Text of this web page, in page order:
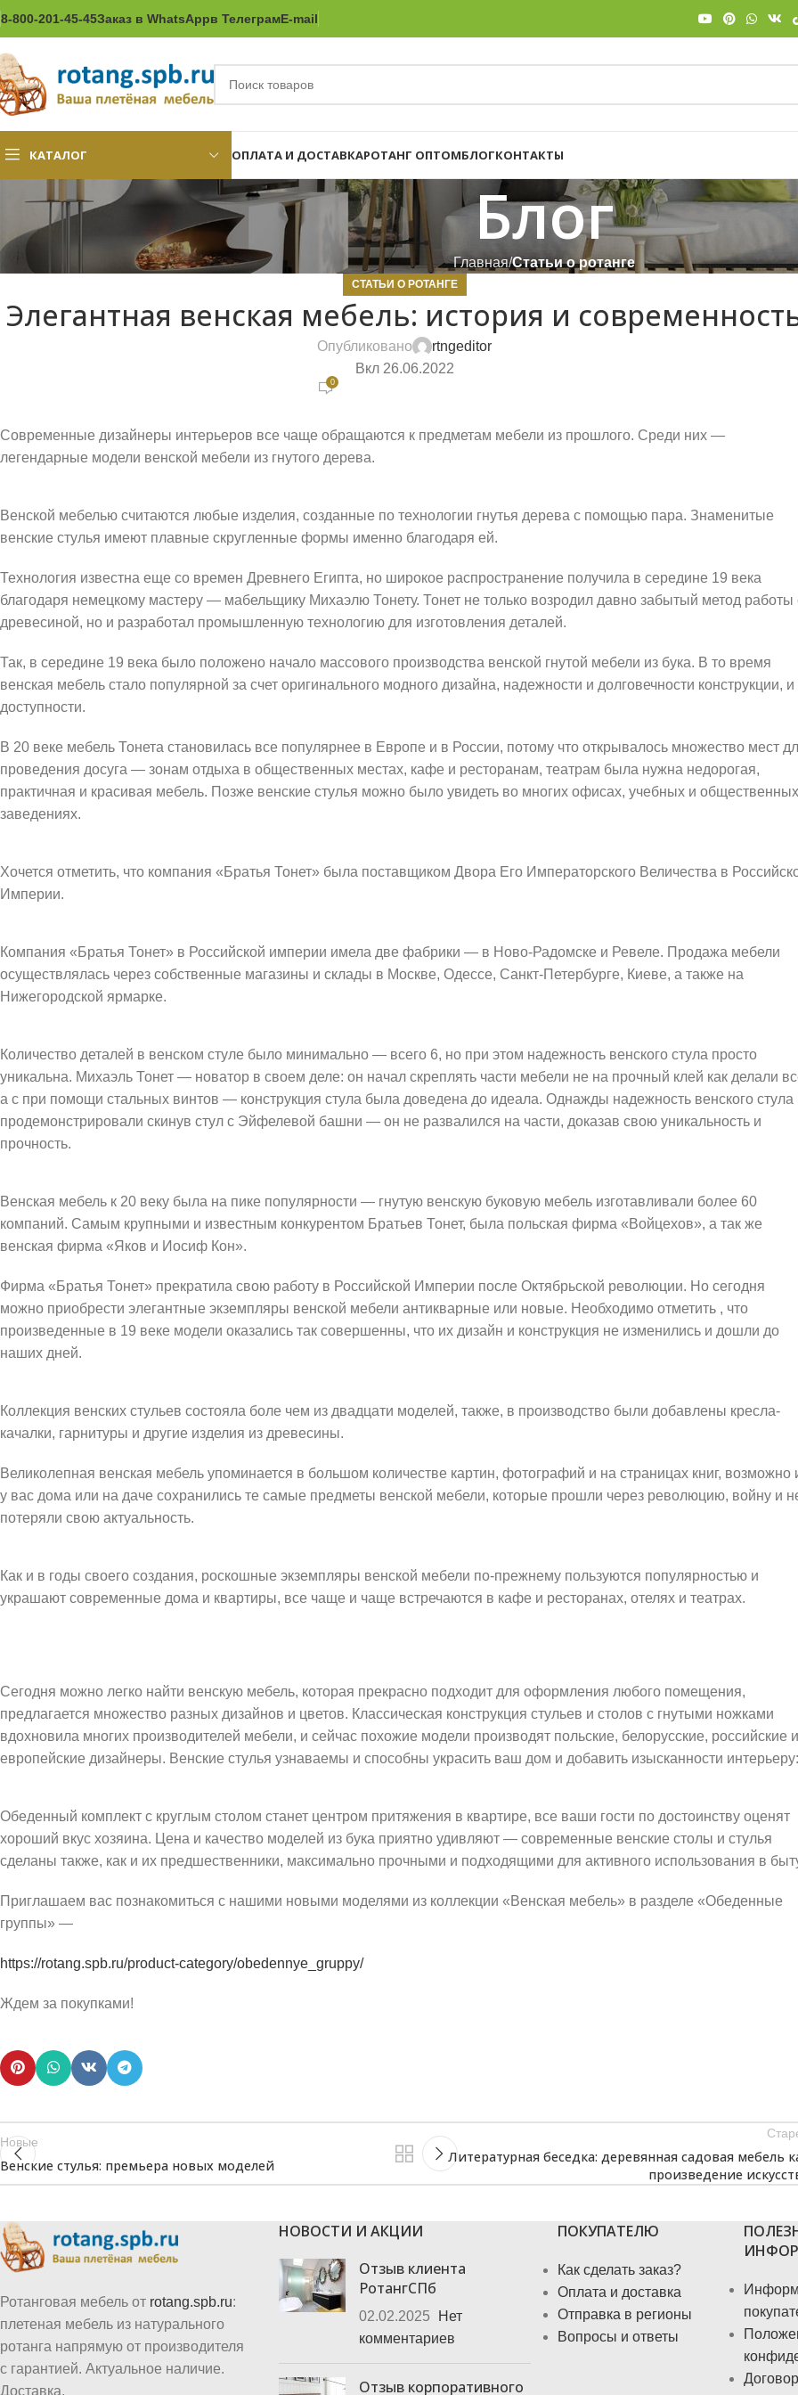
8-800-201-45-45Заказ в WhatsAppв ТелеграмE-mail
КАТАЛОГ ОПЛАТА И ДОСТАВКАРОТАНГ ОПТОМБЛОГКОНТАКТЫ
Блог
Главная Статьи о ротанге
СТАТЬИ О РОТАНГЕ
Элегантная венская мебель: история и
Опубликовано
rtngeditor
Вкл 26.06.2022
0
Современные дизайнеры интерьеров все чаще обращаются к предметам мебели из прошлого. Среди них —
легендарные модели венской мебели из гнутого дерева.
Венской мебелью считаются любые изделия, созданные по технологии гнутья дерева с помощью пара. Знаменитые
венские стулья имеют плавные скругленные формы именно благодаря ей.
Технология известна еще со времен Древнего Египта, но широкое распространение получила в середине 19 века
благодаря немецкому мастеру — мабельщику Михаэлю Тонету. Тонет не только возродил давно забытый метод работы
древесиной, но и разработал промышленную технологию для изготовления деталей.
Так, в середине 19 века было положено начало массового производства венской гнутой мебели из бука. В то время
венская мебель стало популярной за счет оригинального модного дизайна, надежности и долговечности конструкции, и
доступности.
В 20 веке мебель Тонета становилась все популярнее в Европе и в России, потому что открывалось множество мест
проведения досуга — зонам отдыха в общественных местах, кафе и ресторанам, театрам была нужна недорогая,
практичная и красивая мебель. Позже венские стулья можно было увидеть во многих офисах, учебных и общественных
заведениях.
Хочется отметить, что компания «Братья Тонет» была поставщиком Двора Его Императорского Величества в
Империи.
Компания «Братья Тонет» в Российской империи имела две фабрики — в Ново-Радомске и Ревеле. Продажа мебели
осуществлялась через собственные магазины и склады в Москве, Одессе, Санкт-Петербурге, Киеве, а также на
Нижегородской ярмарке.
Количество деталей в венском стуле было минимально — всего 6, но при этом надежность венского стула просто
уникальна. Михаэль Тонет — новатор в своем деле: он начал скреплять части мебели не на прочный клей как делали
а с при помощи стальных винтов — конструкция стула была доведена до идеала. Однажды надежность венского стула
продемонстрировали скинув стул с Эйфелевой башни — он не развалился на части, доказав свою уникальность и
прочность.
Венская мебель к 20 веку была на пике популярности — гнутую венскую буковую мебель изготавливали более 60
компаний. Самым крупными и известным конкурентом Братьев Тонет, была польская фирма «Войцехов», а так же
венская фирма «Яков и Иосиф Кон».
Фирма «Братья Тонет» прекратила свою работу в Российской Империи после Октябрьской революции. Но сегодня
можно приобрести элегантные экземпляры венской мебели антикварные или новые. Необходимо отметить , что
произведенные в 19 веке модели оказались так совершенны, что их дизайн и конструкция не изменились и дошли до
наших дней.
Коллекция венских стульев состояла боле чем из двадцати моделей, также, в производство были добавлены кресла-
качалки, гарнитуры и другие изделия из древесины.
Великолепная венская мебель упоминается в большом количестве картин, фотографий и на страницах книг, возможно
у вас дома или на даче сохранились те самые предметы венской мебели, которые прошли через революцию, войну и
потеряли свою актуальность.
Как и в годы своего создания, роскошные экземпляры венской мебели по-прежнему пользуются популярностью и
украшают современные дома и квартиры, все чаще и чаще встречаются в кафе и ресторанах, отелях и театрах.
Сегодня можно легко найти венскую мебель, которая прекрасно подходит для оформления любого помещения,
предлагается множество разных дизайнов и цветов. Классическая конструкция стульев и столов с гнутыми ножками
вдохновила многих производителей мебели, и сейчас похожие модели производят польские, белорусские, российские и
европейские дизайнеры. Венские стулья узнаваемы и способны украсить ваш дом и добавить изысканности интерьеру:
Обеденный комплект с круглым столом станет центром притяжения в квартире, все ваши гости по достоинству оценят
хороший вкус хозяина. Цена и качество моделей из бука приятно удивляют — современные венские столы и стулья
сделаны также, как и их предшественники, максимально прочными и подходящими для активного использования в
Приглашаем вас познакомиться с нашими новыми моделями из коллекции «Венская мебель» в разделе «Обеденные
группы» —
https://rotang.spb.ru/product-category/obedennye_gruppy/
Ждем за покупками!
Новые
Венские стулья: премьера новых моделей
Литературная беседка: деревянная садовая мебель
произведение
Ротанговая мебель от rotang.spb.ru:
плетеная мебель из натурального
ротанга напрямую от производителя
с гарантией. Актуальное наличие.
Доставка.
НОВОСТИ И АКЦИИ
Отзыв клиента
РотангСПб
02.02.2025
Нет
комментариев
Отзыв корпоративного
ПОКУПАТЕЛЮ
Как сделать заказ?
Оплата и доставка
Отправка в регионы
Вопросы и ответы